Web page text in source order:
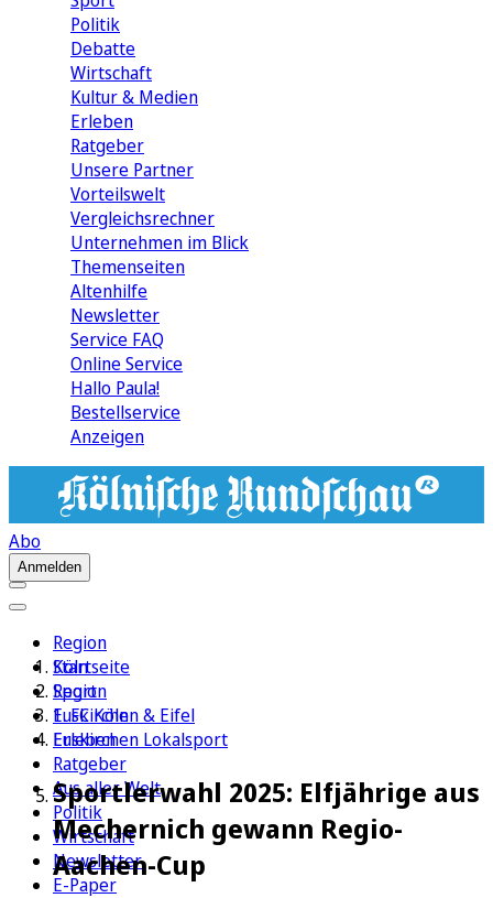
Politik
Debatte
Wirtschaft
Kultur & Medien
Erleben
Ratgeber
Unsere Partner
Vorteilswelt
Vergleichsrechner
Unternehmen im Blick
Themenseiten
Altenhilfe
Newsletter
Service FAQ
Online Service
Hallo Paula!
Bestellservice
Anzeigen
Abo
Anmelden
Region
Köln
Sport
1. FC Köln
Erleben
Ratgeber
Aus aller Welt
Politik
Wirtschaft
Newsletter
E-Paper
Startseite
Region
Euskirchen & Eifel
Euskirchen Lokalsport
Sportlerwahl 2025: Elfjährige aus
Mechernich gewann Regio-
Aachen-Cup